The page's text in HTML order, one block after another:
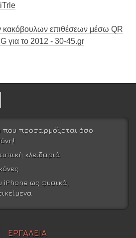
κακόβουλων επιθέσεων μέσω QR
για το 2012 - 30-45.gr
που προσαρμόζεται όσο
κλειδαριά
iPhone ως φυσικά,
ΕΡΓΑΛΕΙΑ